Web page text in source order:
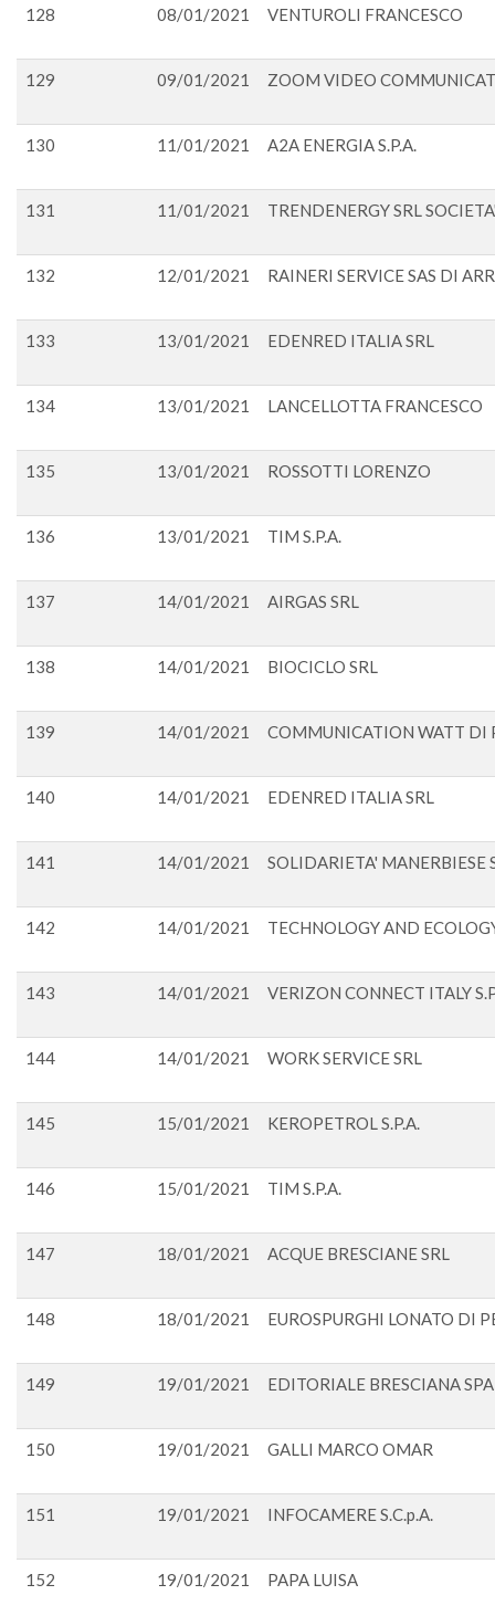
128 08/01/2021 VENTUROLI FRANCESCO
129 09/01/2021 ZOOM VIDEO
130 11/01/2021 A2A ENERGIA S.P.A.
131 11/01/2021 TRENDENERGY SRL
132 12/01/2021 RAINERI SERVICE SAS DI
133 13/01/2021 EDENRED ITALIA SRL
134 13/01/2021 LANCELLOTTA FRANCESCO
135 13/01/2021 ROSSOTTI LORENZO
136 13/01/2021 TIM S.P.A.
137 14/01/2021 AIRGAS SRL
138 14/01/2021 BIOCICLO SRL
139 14/01/2021 COMMUNICATION WATT DI
140 14/01/2021 EDENRED ITALIA SRL
141 14/01/2021 SOLIDARIETA' MANERBIESE
142 14/01/2021 TECHNOLOGY AND
143 14/01/2021 VERIZON CONNECT ITALY
144 14/01/2021 WORK SERVICE SRL
145 15/01/2021 KEROPETROL S.P.A.
146 15/01/2021 TIM S.P.A.
147 18/01/2021 ACQUE BRESCIANE SRL
148 18/01/2021 EUROSPURGHI LONATO DI
149 19/01/2021 EDITORIALE BRESCIANA SPA
150 19/01/2021 GALLI MARCO OMAR
151 19/01/2021 INFOCAMERE S.C.p.A.
152 19/01/2021 PAPA LUISA